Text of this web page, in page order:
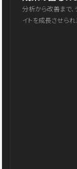
分析から改善まで
イトを成長させられ